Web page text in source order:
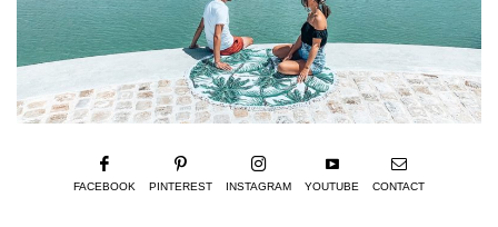
FACEBOOK PINTEREST INSTAGRAM YOUTUBE CONTACT